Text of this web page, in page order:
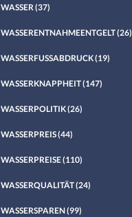
WASSER (37)
WASSERENTNAHMEENTGELT(26)
WASSERFUSSABDRUCK(19)
WASSERKNAPPHEIT(147)
WASSERPOLITIK(26)
WASSERPREIS(44)
WASSERPREISE(110)
WASSERQUALITÄT(24)
WASSERSPAREN(99)